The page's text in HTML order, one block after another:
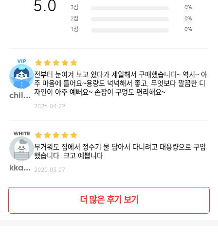
5.0 3점 0%
2점 0%
1점 0%
child**
전부터 눈여겨 보고 있다가 세일해서 구매했습니다~ 역시~ 아
주 마음에 들어요~용량도 넉넉해서 좋고, 무엇보다 깔끔한 디
자인이 아주 예뻐요~ 손잡이 구멍도 편리해요~
2026.04.22
kka03**
무거워도 집에서 정수기 물 담아서 다니려고 대용량으로 구입
했습니다. 크고 예쁩니다.
2020.03.07
더 많은 후기 보기